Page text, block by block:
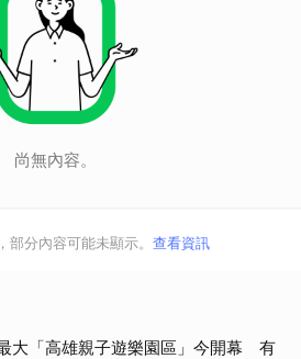
尚無內容。
分內容可能未顯示。 查看資訊
大「高雄親子遊樂園區」今開幕 有